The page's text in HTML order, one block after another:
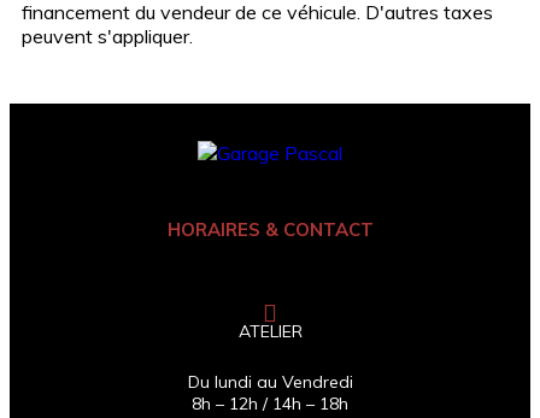
financement du vendeur de ce véhicule. D'autres taxes
peuvent s'appliquer.
HORAIRES & CONTACT
ATELIER
Du lundi au Vendredi
8h – 12h / 14h – 18h